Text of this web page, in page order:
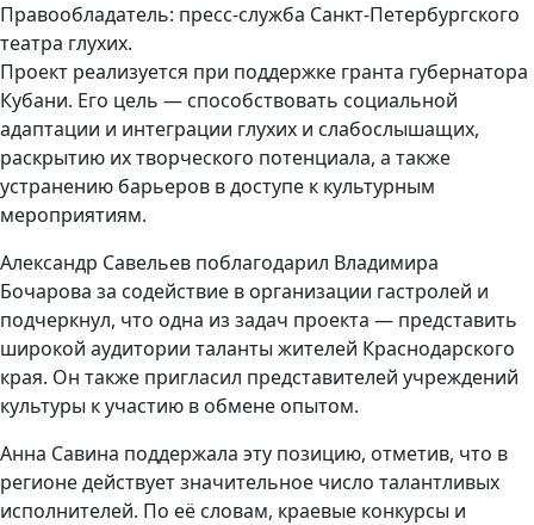
Правообладатель: пресс-служба Санкт-Петербургского
театра глухих.
Проект реализуется при поддержке гранта губернатора
Кубани. Его цель — способствовать социальной
адаптации и интеграции глухих и слабослышащих,
раскрытию их творческого потенциала, а также
устранению барьеров в доступе к культурным
мероприятиям.
Александр Савельев поблагодарил Владимира
Бочарова за содействие в организации гастролей и
подчеркнул, что одна из задач проекта — представить
широкой аудитории таланты жителей Краснодарского
края. Он также пригласил представителей учреждений
культуры к участию в обмене опытом.
Анна Савина поддержала эту позицию, отметив, что в
регионе действует значительное число талантливых
исполнителей. По её словам, краевые конкурсы и